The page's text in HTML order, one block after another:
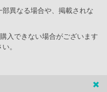
異なる場合や、掲載されな
入できない場合がございます
。